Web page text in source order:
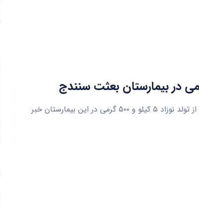
سنندج-رئیس بیمارستان بعثت سنندج از تولد نوزاد ۵ کیلو و ۵۰۰ گرمی در این بیمارستان خبر